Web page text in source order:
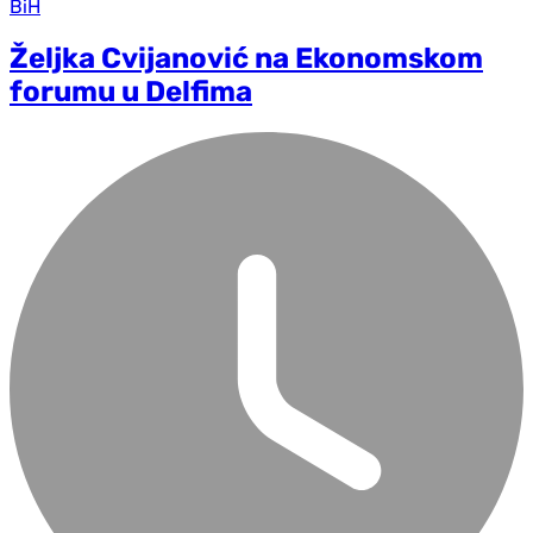
BiH
Željka Cvijanović na Ekonomskom
forumu u Delfima